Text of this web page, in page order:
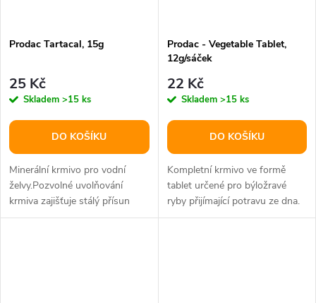
Prodac Tartacal, 15g
25 Kč
Skladem >15 ks
DO KOŠÍKU
Minerální krmivo pro vodní
želvy.Pozvolné uvolňování
krmiva zajišťuje stálý přísun
vápníku potřebného ke
Prodac - Vegetable Tablet,
12g/sáček
22 Kč
Skladem >15 ks
DO KOŠÍKU
Kompletní krmivo ve formě
tablet určené pro býložravé
ryby přijímající potravu ze dna.
Nekalí vodu v akváriu.Balení:...